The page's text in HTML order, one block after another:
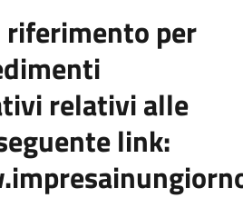
per
relativi alle
link: